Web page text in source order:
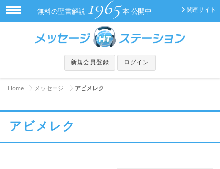
関連サイト
無料の聖書解説 1965 本 公開中
新規会員登録 ログイン
Home メッセージ アビメレク
アビメレク